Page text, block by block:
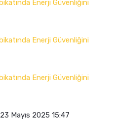
23 Mayıs 2025 15:47